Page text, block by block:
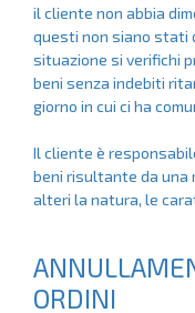
il cliente non abbia
questi non siano stati
situazione si verifichi
beni senza indebiti
giorno in cui ci ha
Il cliente è
beni risultante da una
alteri la natura, le
ORDINI